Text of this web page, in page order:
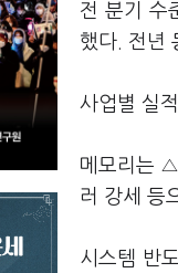
전 분기 수
했다. 전년
사업별 실
메모리는
러 강세 등
시스템 반